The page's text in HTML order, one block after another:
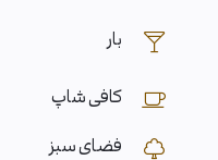
بار
کافی شاپ
فضای سبز